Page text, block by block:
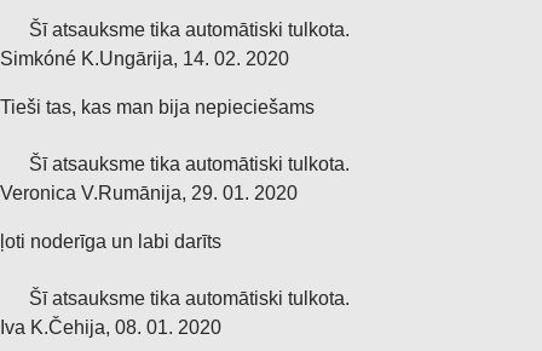
Šī atsauksme tika automātiski tulkota.
Simkóné K.Ungārija, 14. 02. 2020
Tieši tas, kas man bija nepieciešams
Šī atsauksme tika automātiski tulkota.
Veronica V.Rumānija, 29. 01. 2020
ļoti noderīga un labi darīts
Šī atsauksme tika automātiski tulkota.
Iva K.Čehija, 08. 01. 2020